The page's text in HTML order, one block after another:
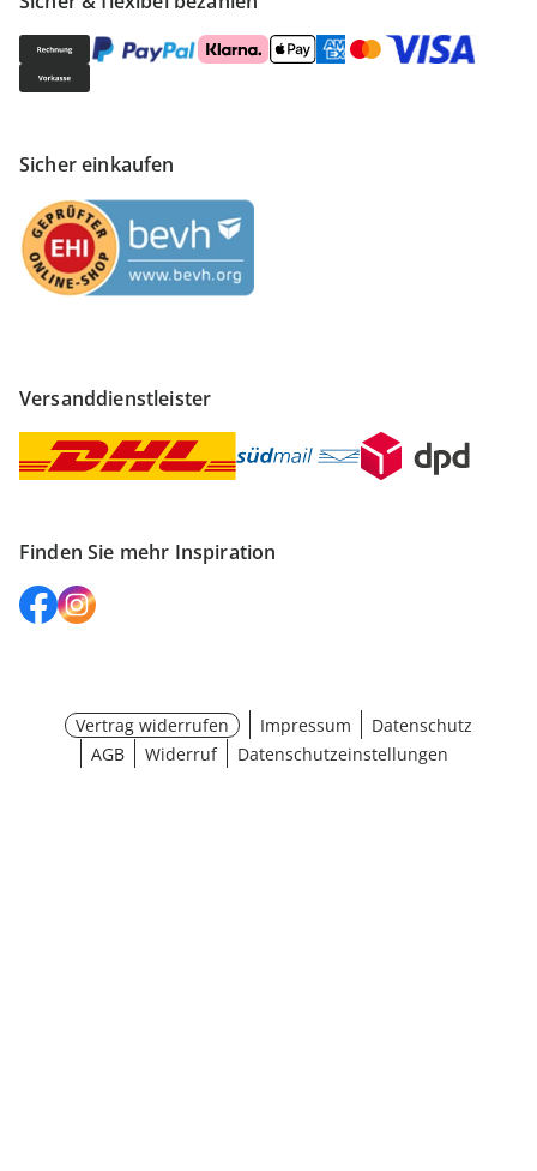
Sicher einkaufen
Versanddienstleister
Finden Sie mehr Inspiration
Vertrag widerrufen Impressum
Datenschutz
AGB
Widerruf Datenschutzeinstellungen